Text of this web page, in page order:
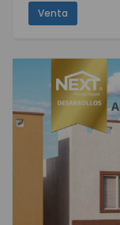
Venta